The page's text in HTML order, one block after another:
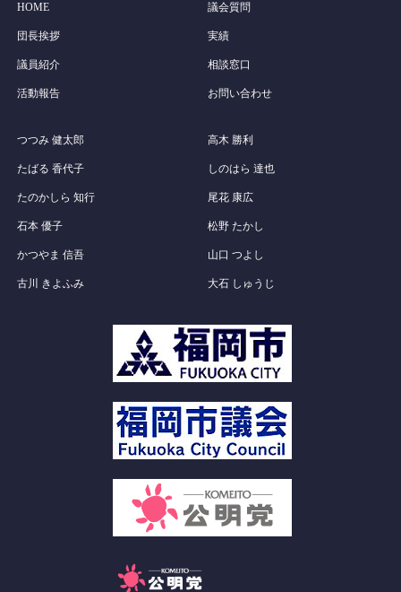
HOME
団長挨拶
議員紹介
活動報告
議会質問
実績
相談窓口
お問い合わせ
つつみ 健太郎
たばる 香代子
たのかしら 知行
石本 優子
かつやま 信吾
古川 きよふみ
高木 勝利
しのはら 達也
尾花 康広
松野 たかし
山口 つよし
大石 しゅうじ